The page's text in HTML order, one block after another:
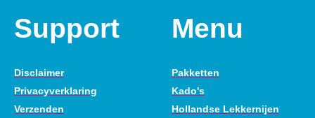
Support
Disclaimer
Privacyverklaring
Verzenden
Menu
Pakketten
Kado's
Hollandse Lekkernijen